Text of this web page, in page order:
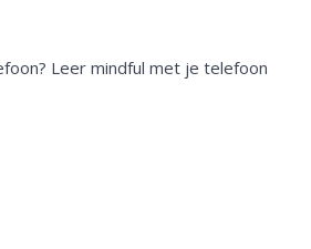
Leer mindful met je telefoon